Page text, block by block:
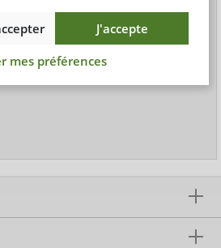
des dispositions relatives à la
J'accepte
mes préférences